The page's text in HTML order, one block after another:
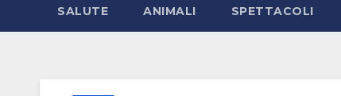
SALUTE ANIMALI SPETTACOLI